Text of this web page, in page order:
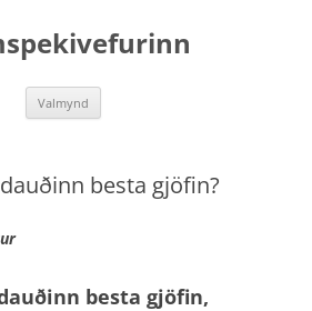
Valmynd
besta gjöfin?
besta gjöfin,